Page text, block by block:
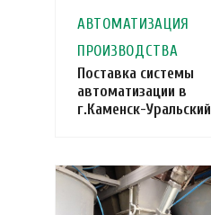
АВТОМАТИЗАЦИЯ
ПРОИЗВОДСТВА
Поставка системы
автоматизации в
г.Каменск-Уральский